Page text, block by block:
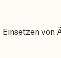
von